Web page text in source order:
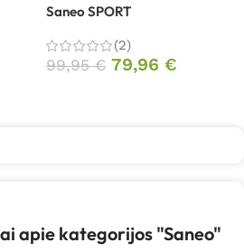
Saneo SPORT
(2)
99,95€ 79,96 €
apie kategorijos "Saneo"